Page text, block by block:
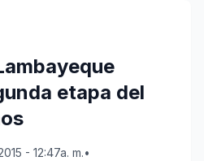
etapa del
- 12:47a. m.•